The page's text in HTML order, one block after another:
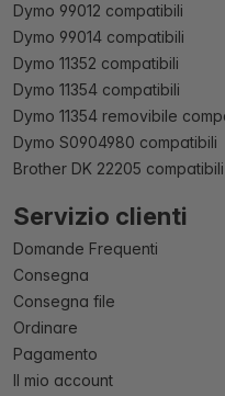
Dymo 99012 compatibili
Dymo 99014 compatibili
Dymo 11352 compatibili
Dymo 11354 compatibili
Dymo 11354 removibile
Dymo S0904980 compatibili
Brother DK 22205 compatibili
Servizio clienti
Domande Frequenti
Consegna
Consegna file
Ordinare
Pagamento
Il mio account